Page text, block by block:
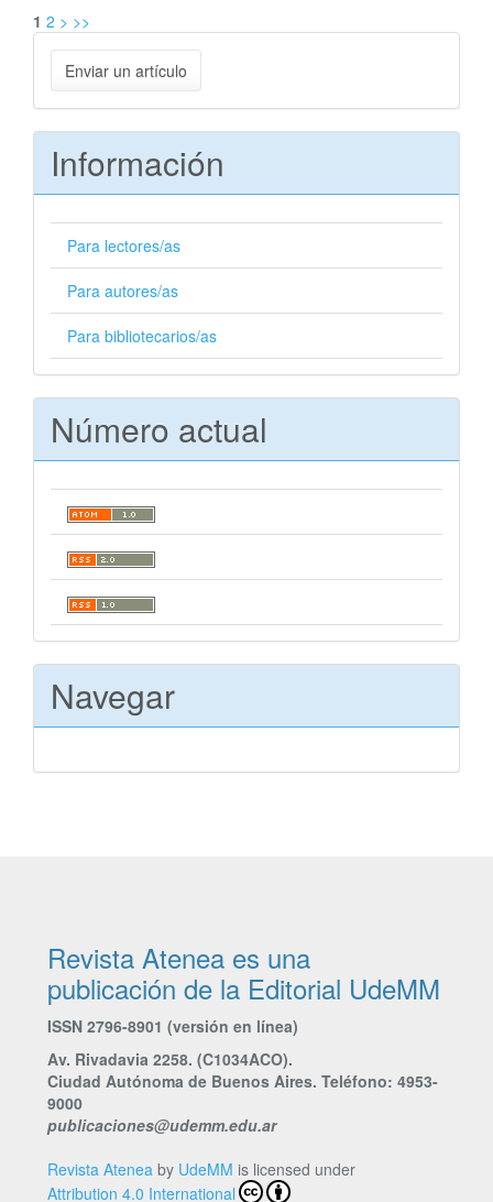
1 2 > >>
Enviar
un
artículo
Enviar un artículo
Información
Para lectores/as
Para autores/as
Para bibliotecarios/as
Número actual
Navegar
Revista Atenea es una
publicación de la Editorial UdeMM
ISSN 2796-8901 (versión en línea)
Av. Rivadavia 2258. (C1034ACO).
Ciudad Autónoma de Buenos Aires. Teléfono: 4953-
9000
publicaciones@udemm.edu.ar
Revista Atenea by UdeMM is licensed under
Attribution 4.0 International